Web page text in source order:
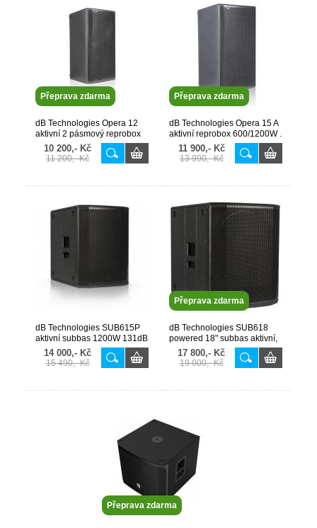
Přeprava zdarma
dB Technologies Opera 12
aktivní 2 pásmový reprobox
600/1200W 129dB+obal free
10 200,- Kč
11 200,- Kč
Přeprava zdarma
dB Technologies Opera 15 A
aktivní reprobox 600/1200W .
Obal v akci +600Kč
11 900,- Kč
13 990,- Kč
dB Technologies SUB615P
aktivní subbas 1200W 131dB
42-124Hz 2in/2out
14 000,- Kč
15 490,- Kč
Přeprava zdarma
dB Technologies SUB618
powered 18" subbas aktivní,
600/120 W 133dB AKCE!
17 800,- Kč
19 000,- Kč
Přeprava zdarma